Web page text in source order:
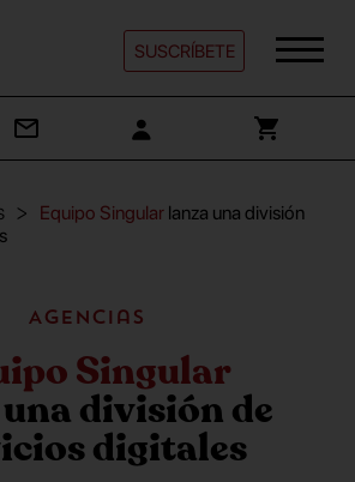
SUSCRÍBETE
Equipo Singular lanza una división
Agencias
Singular
división de
digitales